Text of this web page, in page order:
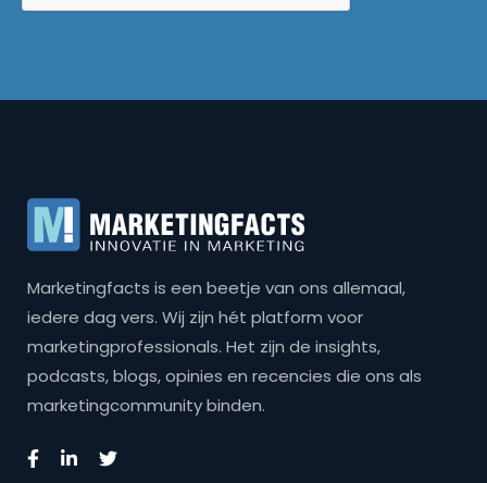
Marketingfacts is een beetje van ons allemaal,
iedere dag vers. Wij zijn hét platform voor
marketingprofessionals. Het zijn de insights,
podcasts, blogs, opinies en recencies die ons als
marketingcommunity binden.